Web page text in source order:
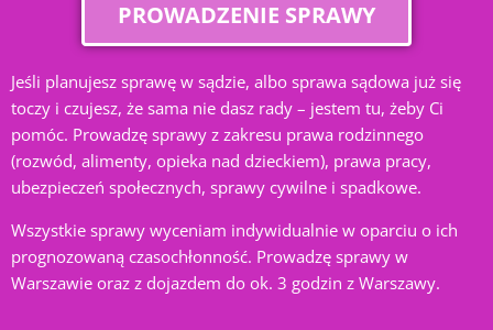
PROWADZENIE SPRAWY
Jeśli planujesz sprawę w sądzie, albo sprawa sądowa już się
toczy i czujesz, że sama nie dasz rady – jestem tu, żeby Ci
pomóc. Prowadzę sprawy z zakresu prawa rodzinnego
(rozwód, alimenty, opieka nad dzieckiem), prawa pracy,
ubezpieczeń społecznych, sprawy cywilne i spadkowe.
Wszystkie sprawy wyceniam indywidualnie w oparciu o ich
prognozowaną czasochłonność. Prowadzę sprawy w
Warszawie oraz z dojazdem do ok. 3 godzin z Warszawy.